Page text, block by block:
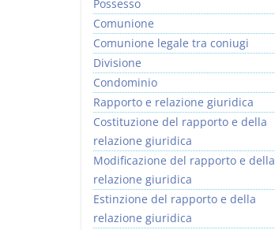
Possesso
Comunione
Comunione legale tra coniugi
Divisione
Condominio
Rapporto e relazione giuridica
Costituzione del rapporto e della
relazione giuridica
Modificazione del rapporto e della
relazione giuridica
Estinzione del rapporto e della
relazione giuridica